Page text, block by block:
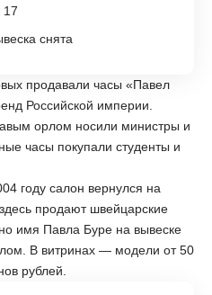
17
снята
продавали часы «Павел
Российской империи.
орлом носили министры и
часы покупали студенты и
году салон вернулся на
продают швейцарские
имя Павла Буре на вывеске
В витринах — модели от 50
рублей.